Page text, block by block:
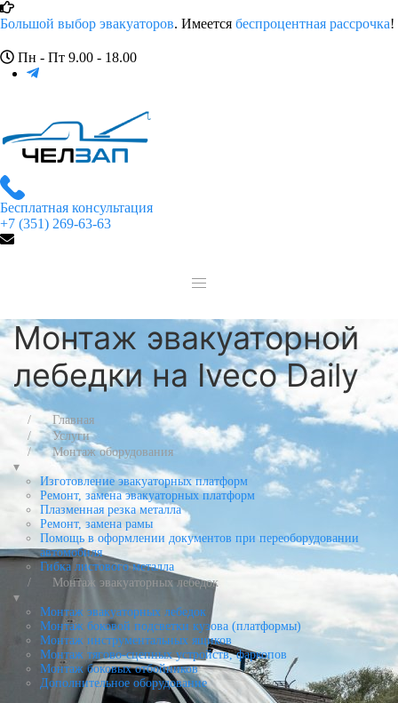
Большой выбор эвакуаторов. Имеется беспроцентная рассрочка!
Пн - Пт 9.00 - 18.00
Бесплатная консультация
+7 (351) 269-63-63
Монтаж эвакуаторной
лебедки на Iveco Daily
Главная
Услуги
Монтаж оборудования
▾
Изготовление эвакуаторных платформ
Ремонт, замена эвакуаторных платформ
Плазменная резка металла
Ремонт, замена рамы
Помощь в оформлении документов при переоборудовании
автомобиля
Гибка листового металла
Монтаж эвакуаторных лебедок
▾
Монтаж эвакуаторных лебедок
Монтаж боковой подсветки кузова (платформы)
Монтаж инструментальных ящиков
Монтаж тягово-сцепных устройств, фаркопов
Монтаж боковых отбойников
Дополнительное оборудование